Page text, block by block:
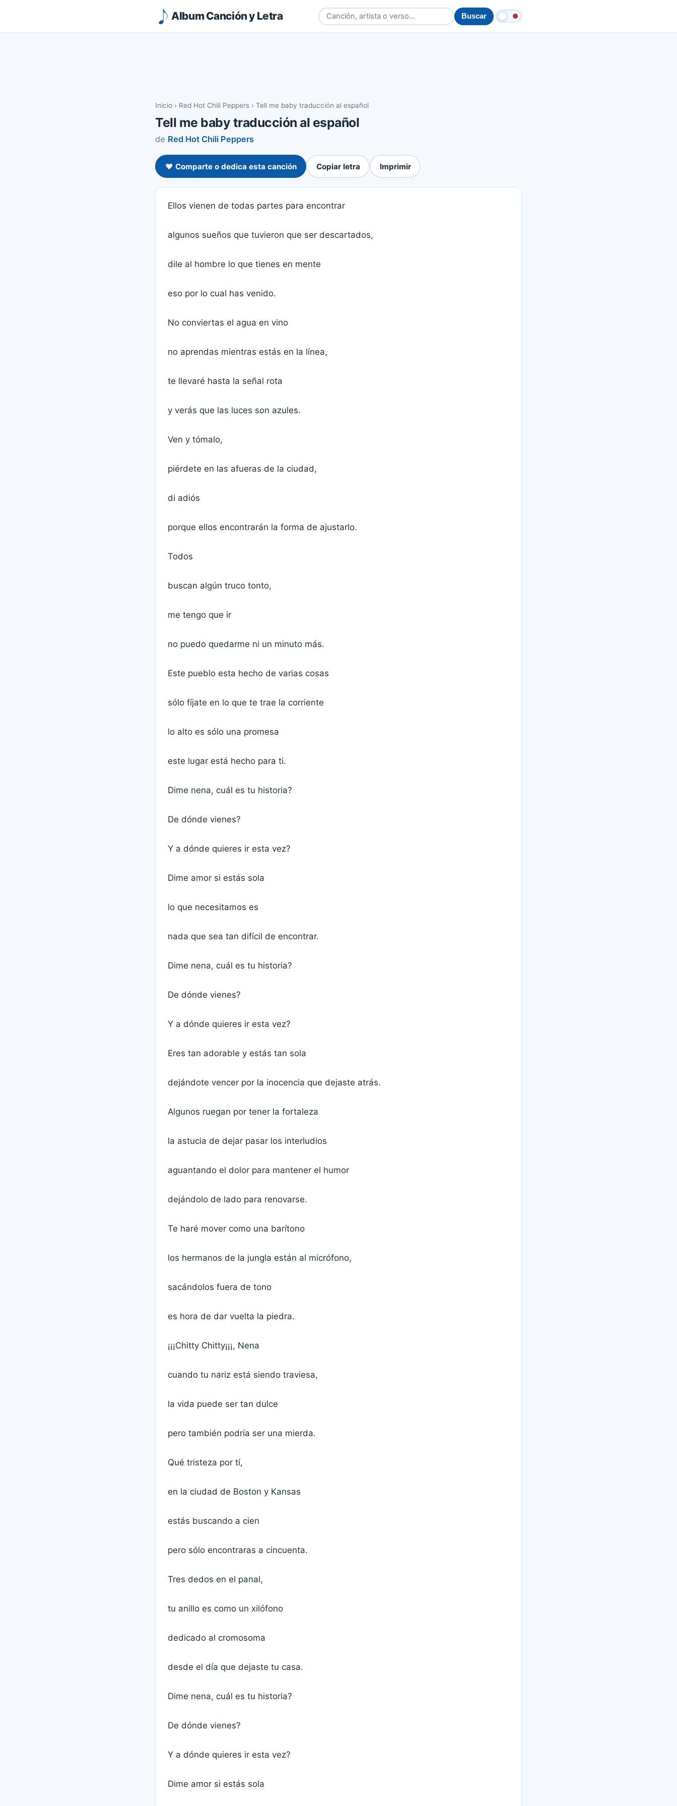
Album Canción y Letra Buscar
Inicio › Red Hot Chili Peppers › Tell me baby traducción al español
Tell me baby traducción al español
de Red Hot Chili Peppers
❤️ Comparte o dedica esta canción Copiar letra Imprimir
Ellos vienen de todas partes para encontrar
algunos sueños que tuvieron que ser descartados,
dile al hombre lo que tienes en mente
eso por lo cual has venido.
No conviertas el agua en vino
no aprendas mientras estás en la línea,
te llevaré hasta la señal rota
y verás que las luces son azules.
Ven y tómalo,
piérdete en las afueras de la ciudad,
di adiós
porque ellos encontrarán la forma de ajustarlo.
Todos
buscan algún truco tonto,
me tengo que ir
no puedo quedarme ni un minuto más.
Este pueblo esta hecho de varias cosas
sólo fíjate en lo que te trae la corriente
lo alto es sólo una promesa
este lugar está hecho para ti.
Dime nena, cuál es tu historia?
De dónde vienes?
Y a dónde quieres ir esta vez?
Dime amor si estás sola
lo que necesitamos es
nada que sea tan difícil de encontrar.
Dime nena, cuál es tu historia?
De dónde vienes?
Y a dónde quieres ir esta vez?
Eres tan adorable y estás tan sola
dejándote vencer por la inocencia que dejaste atrás.
Algunos ruegan por tener la fortaleza
la astucia de dejar pasar los interludios
aguantando el dolor para mantener el humor
dejándolo de lado para renovarse.
Te haré mover como una barítono
los hermanos de la jungla están al micrófono,
sacándolos fuera de tono
es hora de dar vuelta la piedra.
¡¡¡Chitty Chitty¡¡¡, Nena
cuando tu nariz está siendo traviesa,
la vida puede ser tan dulce
pero también podría ser una mierda.
Qué tristeza por tí,
en la ciudad de Boston y Kansas
estás buscando a cien
pero sólo encontraras a cincuenta.
Tres dedos en el panal,
tu anillo es como un xilófono
dedicado al cromosoma
desde el día que dejaste tu casa.
Dime nena, cuál es tu historia?
De dónde vienes?
Y a dónde quieres ir esta vez?
Dime amor si estás sola